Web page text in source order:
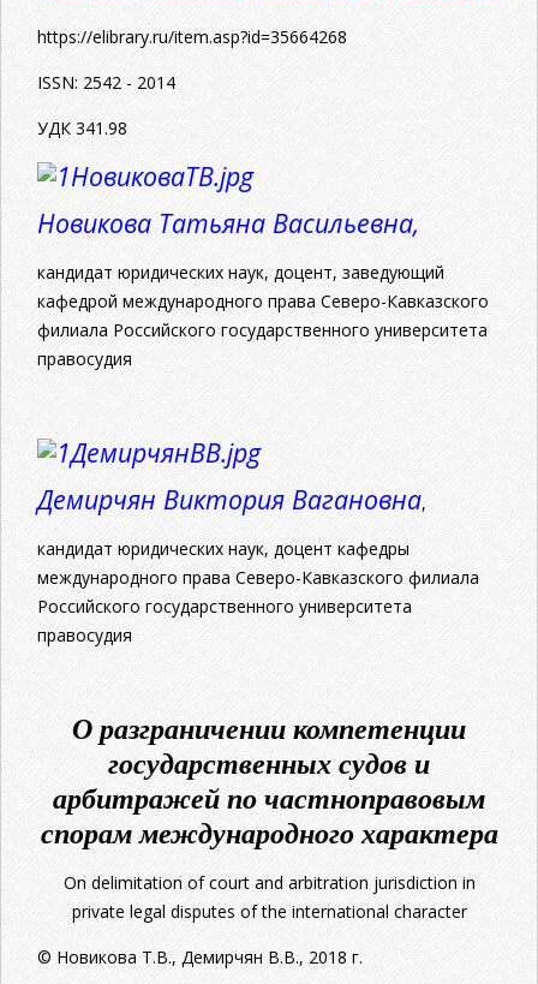
https://elibrary.ru/item.asp?id=35664268
ISSN: 2542 - 2014
УДК 341.98
Новикова Татьяна Васильевна,
кандидат юридических наук, доцент, заведующий
кафедрой международного права Северо-Кавказского
филиала Российского государственного университета
правосудия
Демирчян Виктория Вагановна,
кандидат юридических наук, доцент кафедры
международного права Северо-Кавказского филиала
Российского государственного университета
правосудия
О разграничении компетенции
государственных судов и
арбитражей по частноправовым
спорам международного характера
On delimitation of court and arbitration jurisdiction in
private legal disputes of the international character
© Новикова Т.В., Демирчян В.В., 2018 г.